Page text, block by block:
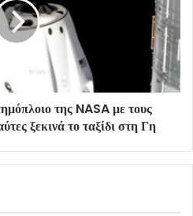
της NASA με τους
ξεκινά το ταξίδι στη Γη